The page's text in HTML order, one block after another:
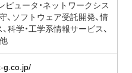
ピュータ・ネットワークシス
、ソフトウェア受託開発、情
科学・工学系情報サービス、
g.co.jp/